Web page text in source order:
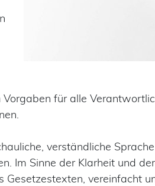
für alle
verständliche
Im Sinne der Klarheit und
Gesetzestexten, vereinfacht